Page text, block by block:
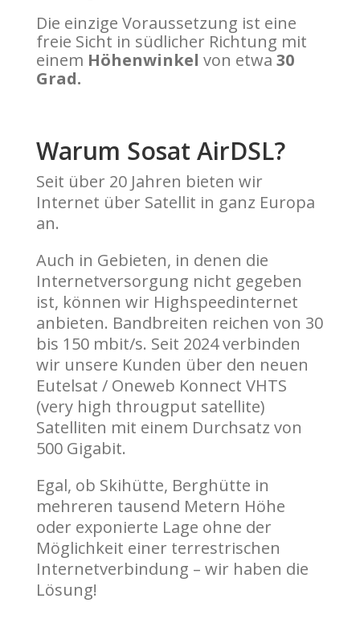
Die einzige Voraussetzung ist eine
freie Sicht in südlicher Richtung mit
einem Höhenwinkel von etwa 30
Grad.
Warum Sosat AirDSL?
Seit über 20 Jahren bieten wir
Internet über Satellit in ganz Europa
an.
Auch in Gebieten, in denen die
Internetversorgung nicht gegeben
ist, können wir Highspeedinternet
anbieten. Bandbreiten reichen von 30
bis 150 mbit/s. Seit 2024 verbinden
wir unsere Kunden über den neuen
Eutelsat / Oneweb Konnect VHTS
(very high througput satellite)
Satelliten mit einem Durchsatz von
500 Gigabit.
Egal, ob Skihütte, Berghütte in
mehreren tausend Metern Höhe
oder exponierte Lage ohne der
Möglichkeit einer terrestrischen
Internetverbindung – wir haben die
Lösung!